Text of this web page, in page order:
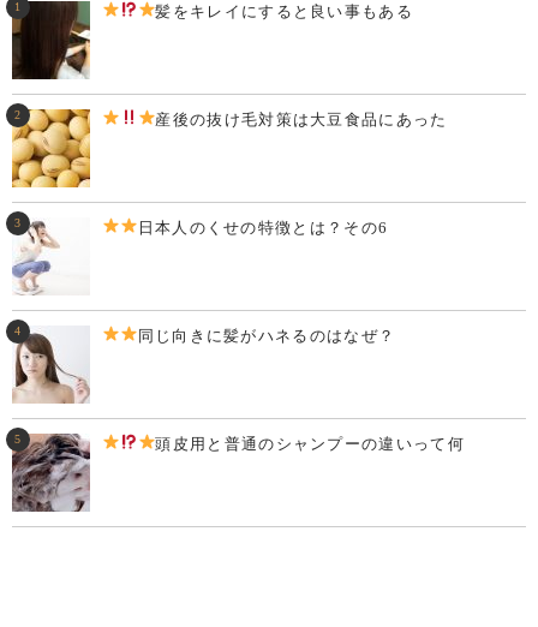
髪をキレイにすると良い事もある
産後の抜け毛対策は大豆食品にあった
日本人のくせの特徴とは？ その6
同じ向きに髪がハネるのはなぜ？
頭皮用と普通のシャンプーの違いって何